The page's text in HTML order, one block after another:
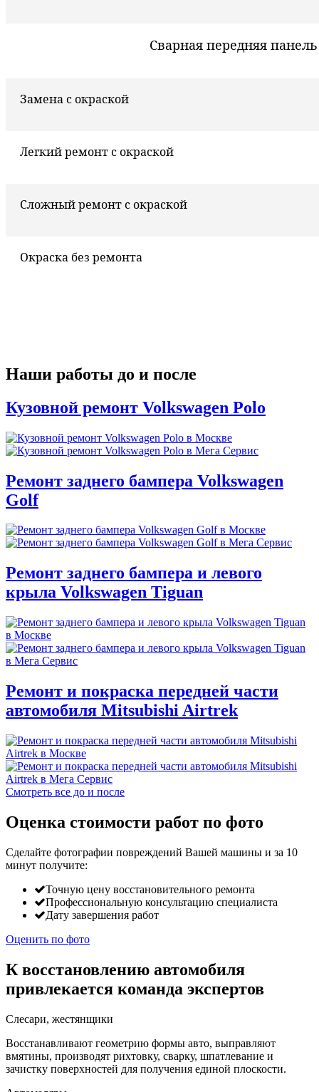
Сварная передняя панель
Замена с окраской
Легкий ремонт с окраской
Сложный ремонт с окраской
Окраска без ремонта
Наши работы до и после
Кузовной ремонт Volkswagen Polo
Ремонт заднего бампера Volkswagen
Golf
Ремонт заднего бампера и левого
крыла Volkswagen Tiguan
Ремонт и покраска передней части
автомобиля Mitsubishi Airtrek
Смотреть все до и после
Оценка стоимости работ по фото
Сделайте фотографии повреждений Вашей машины и за 10
минут получите:
Точную цену восстановительного ремонта
Профессиональную консультацию специалиста
Дату завершения работ
Оценить по фото
К восстановлению автомобиля
привлекается команда экспертов
Слесари, жестянщики
Восстанавливают геометрию формы авто, выправляют
вмятины, производят рихтовку, сварку, шпатлевание и
зачистку поверхностей для получения единой плоскости.